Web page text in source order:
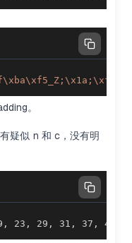
。
疑似 n 和 c ，没有明
29, 31, 37, 41,